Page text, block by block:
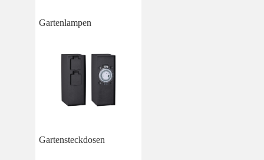
Gartenlampen
Gartensteckdosen